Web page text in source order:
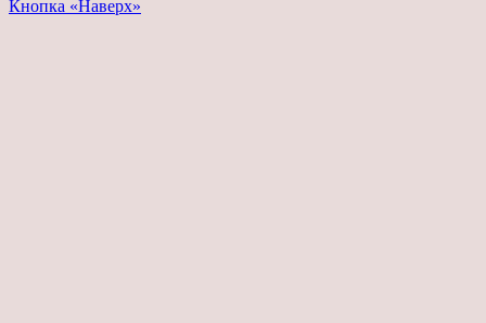
Кнопка «Наверх»